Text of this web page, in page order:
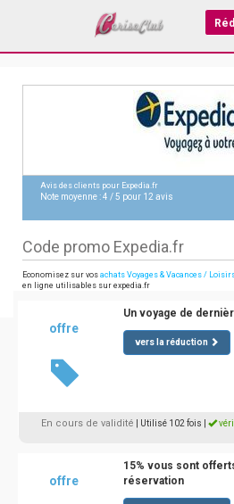
Avis des clients pour Expedia.fr
Note moyenne :4 /5 pour 12 avis
Code promo Expedia.fr
Economisez sur vos achats Voyages & Vacances /
en ligne utilisables sur expedia.fr
offre
Un voyage de
vers la réduction
En cours de validité | Utilisé 102 fois
offre
15% vous sont
réservation